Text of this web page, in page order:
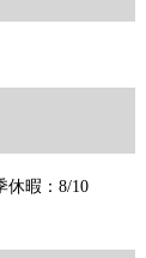
休暇：8/10